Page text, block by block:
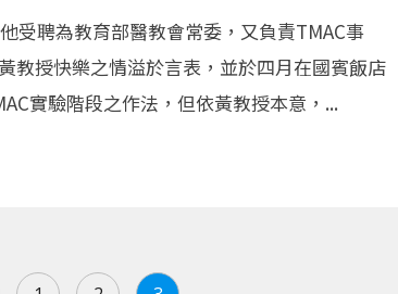
受聘為教育部醫教會常委，又負責TMAC事
教授快樂之情溢於言表，並於四月在國賓飯店
實驗階段之作法，但依黃教授本意，...